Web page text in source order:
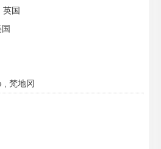
英国
, 梵地冈